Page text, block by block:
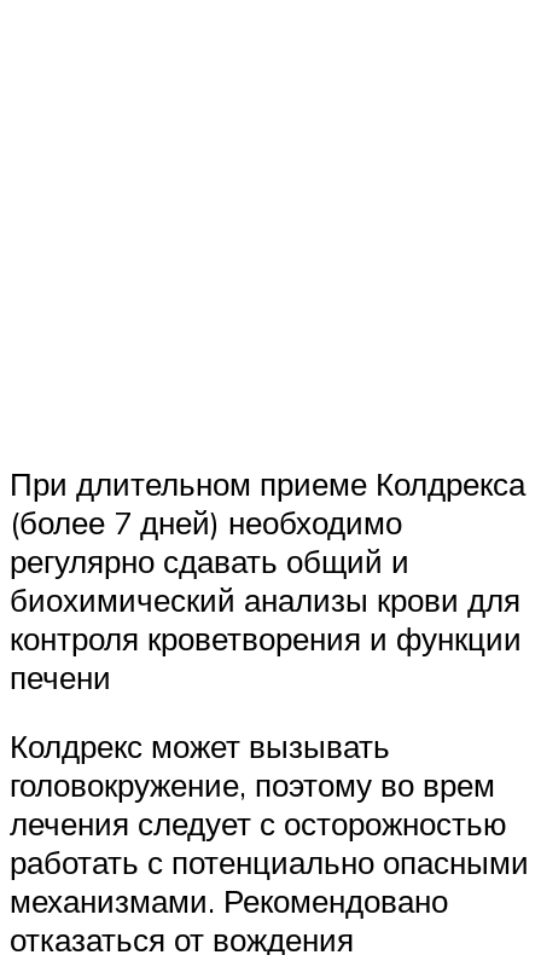
При длительном приеме Колдрекса
(более 7 дней) необходимо
регулярно сдавать общий и
биохимический анализы крови для
контроля кроветворения и функции
печени
Колдрекс может вызывать
головокружение, поэтому во врем
лечения следует с осторожностью
работать с потенциально опасными
механизмами. Рекомендовано
отказаться от вождения